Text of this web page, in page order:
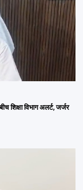
विभाग अलर्ट, जर्जर